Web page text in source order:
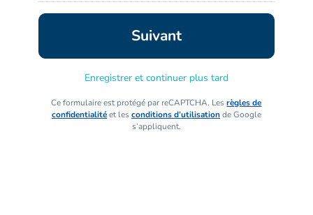
Enregistrer et continuer plus tard
Ce formulaire est protégé par reCAPTCHA. Lesrègles de
confidentialitéet les conditions d’utilisationde Google
s’appliquent.